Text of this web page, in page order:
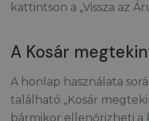
kattintson a „Vissza az
A Kosár
A honlap használata
található „Kosár
bármikor ellenőrizheti a